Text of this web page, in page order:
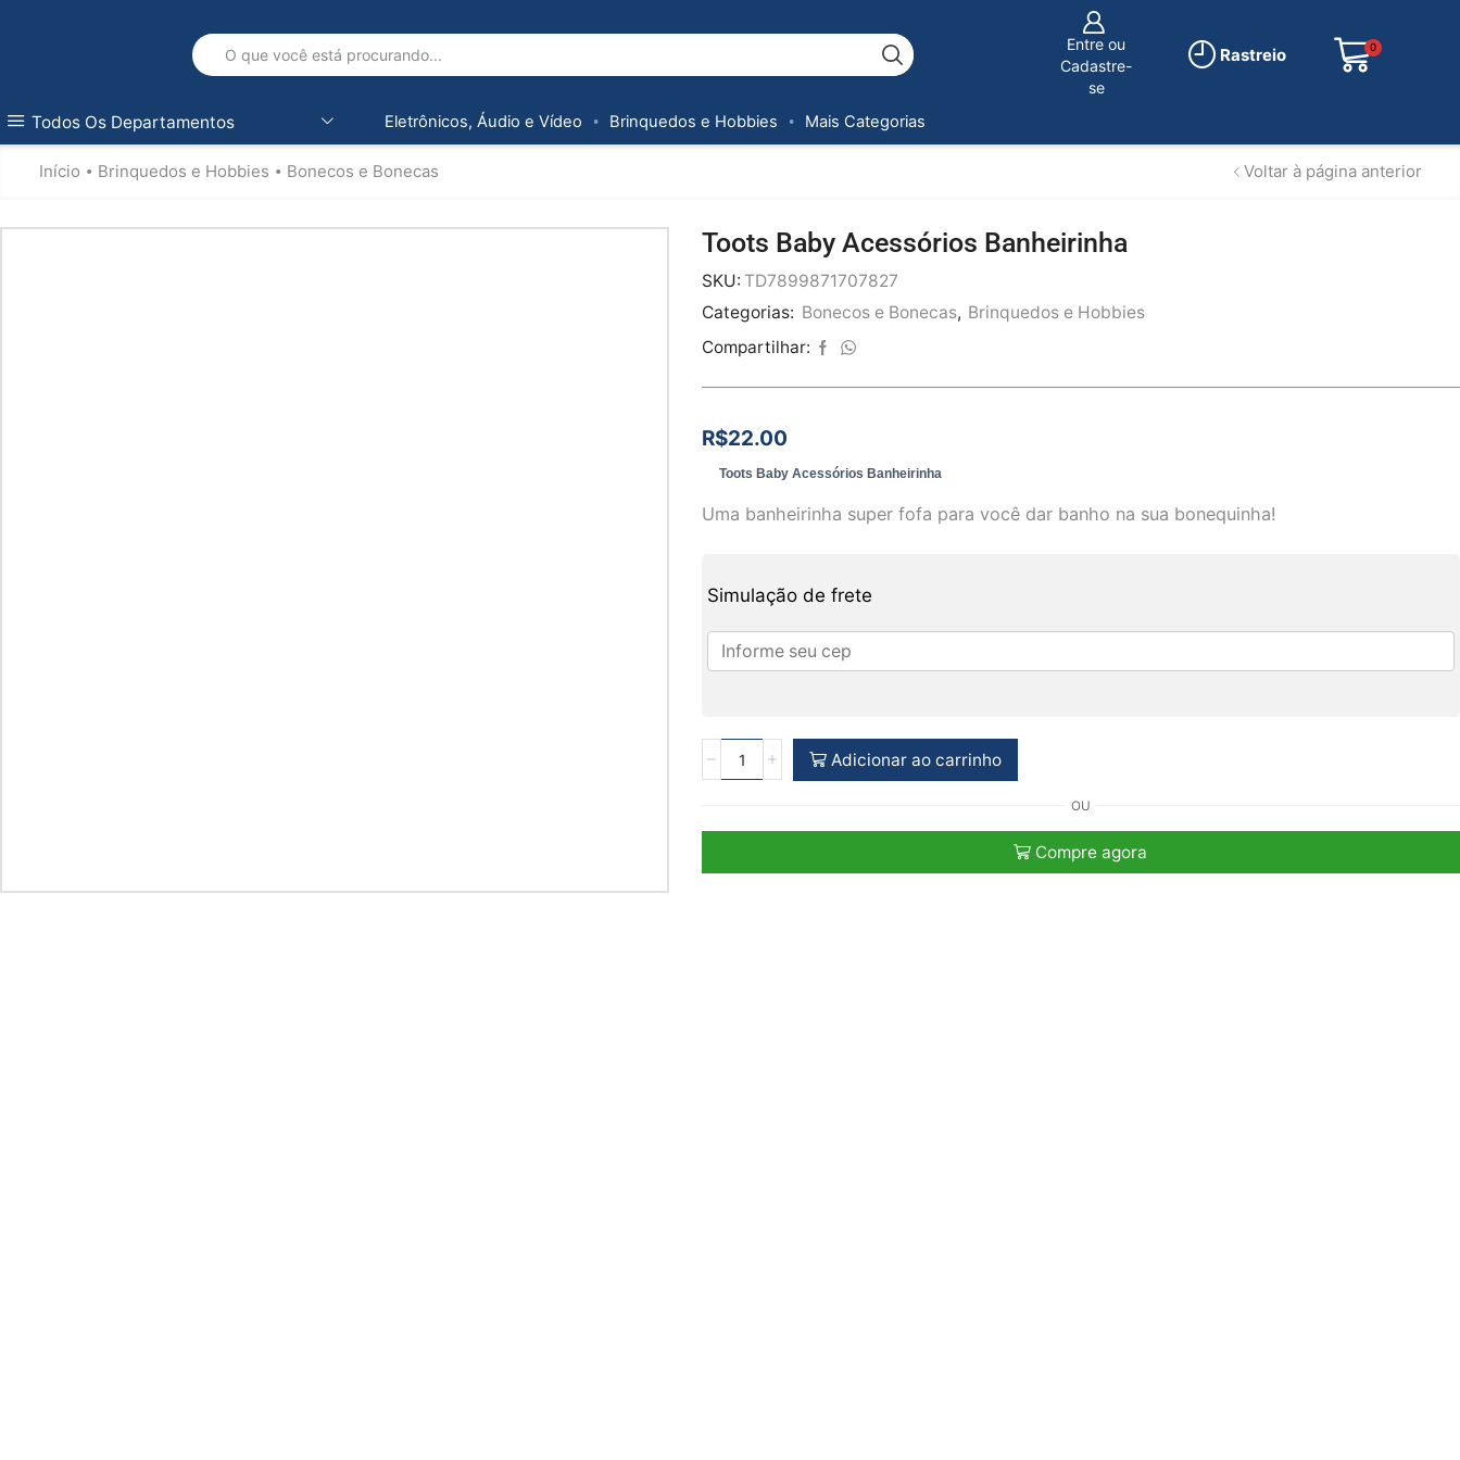
Entre ou
Cadastre-
se
Rastreio 0
Todos Os Departamentos Eletrônicos, Áudio e Vídeo Brinquedos e Hobbies Mais Categorias
Início • Brinquedos e Hobbies • Bonecos e Bonecas Voltar à página anterior
Toots Baby Acessórios Banheirinha
SKU: TD7899871707827
Categorias: Bonecos e Bonecas, Brinquedos e Hobbies
Compartilhar:
R$22.00
Toots Baby Acessórios Banheirinha
Uma banheirinha super fofa para você dar banho na sua bonequinha!
Simulação de frete
Adicionar ao carrinho
OU
Compre agora